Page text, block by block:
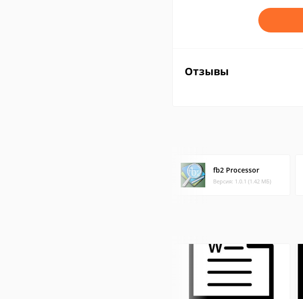
Отзывы
fb2 Processor
Версия: 1.0.1 (1.42 МБ)